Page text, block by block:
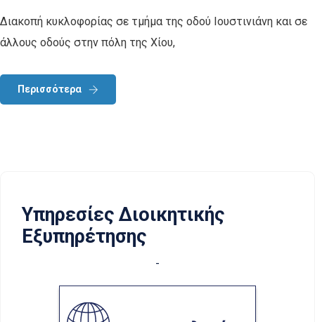
Διακοπή κυκλοφορίας σε τμήμα της οδού Ιουστινιάνη και σε
άλλους οδούς στην πόλη της Χίου,
Περισσότερα
Υπηρεσίες Διοικητικής
Εξυπηρέτησης
-